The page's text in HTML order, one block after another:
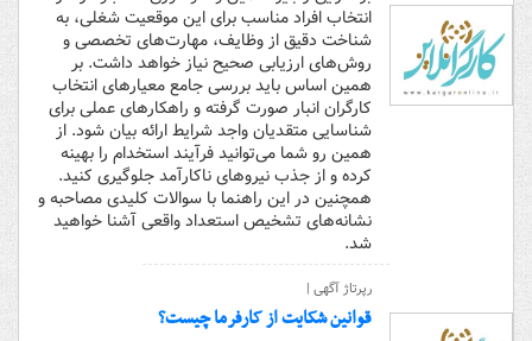
انتخاب افراد مناسب برای این موقعیت شغلی، به
شناخت دقیق از وظایف، مهارت‌های تخصصی و
روش‌های ارزیابی صحیح نیاز خواهد داشت. بر
همین اساس باید بررسی جامع معیارهای انتخاب
کارگران انبار صورت گرفته و راهکارهای عملی برای
شناسایی متقدیان واجد شرایط ارائه بیان شود. از
همین رو شما می‌توانید فرآیند استخدام را بهینه
کرده و از جذب نیروهای ناکارآمد جلوگیری کنید.
همچنین در این راهنما با سوالات کلیدی مصاحبه و
نشانه‌های تشخیص استعداد واقعی آشنا خواهید
شد.
رپرتاژ آگهی |
قوانین شکایت از کارفرما چیست؟